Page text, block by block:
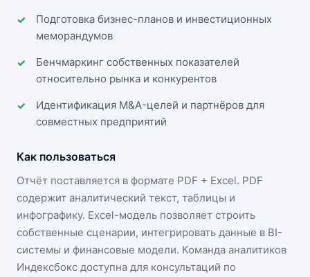
Подготовка бизнес-планов и инвестиционных
меморандумов
Бенчмаркинг собственных показателей
относительно рынка и конкурентов
Идентификация M&A-целей и партнёров для
совместных предприятий
Как пользоваться
Отчёт поставляется в формате PDF + Excel. PDF
содержит аналитический текст, таблицы и
инфографику. Excel-модель позволяет строить
собственные сценарии, интегрировать данные в BI-
системы и финансовые модели. Команда аналитиков
Индексбокс доступна для консультаций по